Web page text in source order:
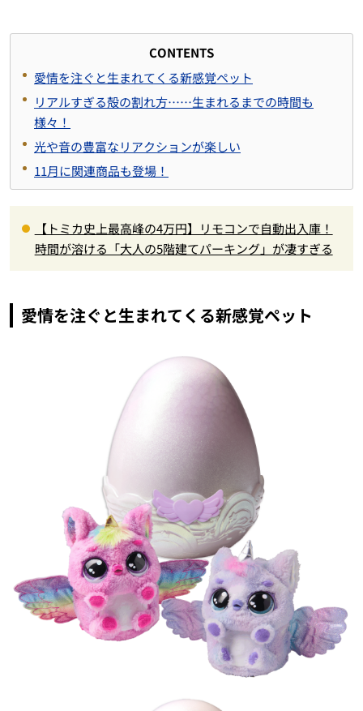
CONTENTS
愛情を注ぐと生まれてくる新感覚ペット
リアルすぎる殻の割れ方……生まれるまでの時間も
様々！
光や音の豊富なリアクションが楽しい
11月に関連商品も登場！
【トミカ史上最高峰の4万円】リモコンで自動出入庫！
時間が溶ける「大人の5階建てパーキング」が凄すぎる
愛情を注ぐと生まれてくる新感覚ペット